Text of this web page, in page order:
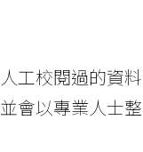
人工校閱過的資
並會以專業人士